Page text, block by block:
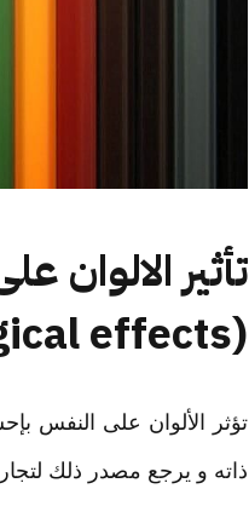
تأثير الالوان
(color psychological effects)
تؤثر الألوان على النفس
ذاته و يرجع مصدر ذلك